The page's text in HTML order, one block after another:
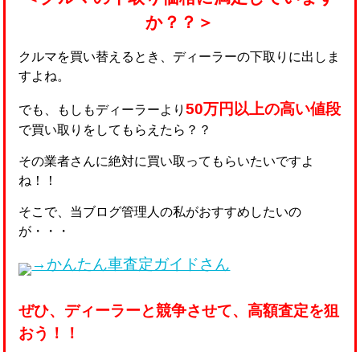
か？？＞
クルマを買い替えるとき、ディーラーの下取りに出しま
すよね。
でも、もしもディーラーより50万円以上の高い値段
で買い取りをしてもらえたら？？
その業者さんに絶対に買い取ってもらいたいですよ
ね！！
そこで、当ブログ管理人の私がおすすめしたいの
が・・・
→かんたん車査定ガイドさん
ぜひ、ディーラーと競争させて、高額査定を狙
おう！！